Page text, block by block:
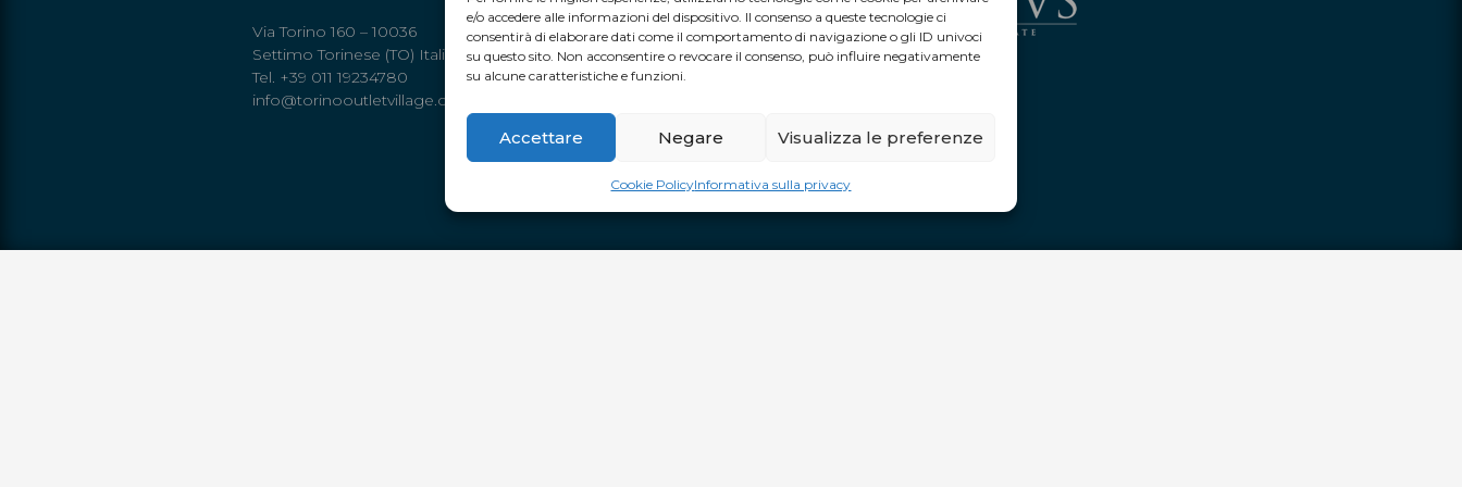
e/o accedere alle informazioni del dispositivo. Il consenso a queste tecnologie ci
consentirà di elaborare dati come il comportamento di navigazione o gli ID univoci
su questo sito. Non acconsentire o revocare il consenso, può influire negativamente
su alcune caratteristiche e funzioni.
Accettare Negare Visualizza le preferenze
Cookie PolicyInformativa sulla privacy
Via Torino 160 – 10036
Settimo Torinese (TO) Italia
Tel. +39 011 19234780
info@torinooutletvillage.com
TUTTI I GIORNI: dalle 10 alle 20 e
APERTURA STRAORDINARIA
Pasquetta aperto dalle 10.00 alle 20.00